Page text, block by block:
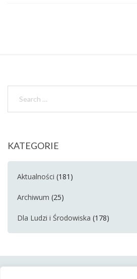
KATEGORIE
Aktualności (181)
Archiwum (25)
Dla Ludzi i Środowiska (178)